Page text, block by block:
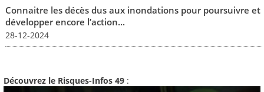
Connaitre les décès dus aux inondations pour poursuivre et
développer encore l’action...
28-12-2024
Découvrez le Risques-Infos 49 :